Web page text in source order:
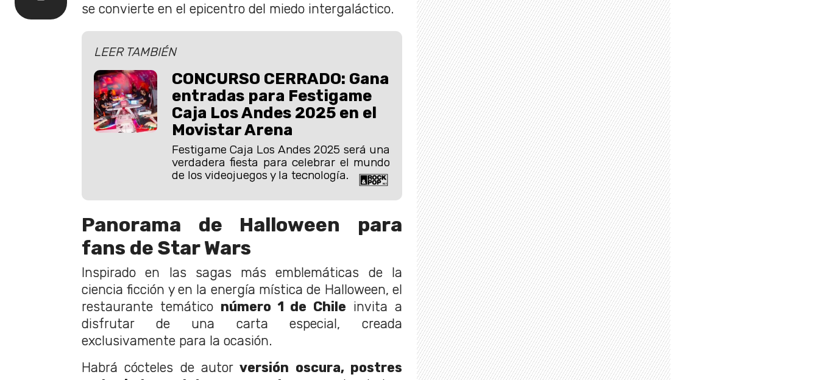
se convierte en el epicentro del miedo intergaláctico.
LEER TAMBIÉN
CONCURSO CERRADO: Gana
entradas para Festigame
Caja Los Andes 2025 en el
Movistar Arena
Festigame Caja Los Andes 2025 será una
verdadera fiesta para celebrar el mundo
de los videojuegos y la tecnología.
Panorama de Halloween para
fans de Star Wars
Inspirado en las sagas más emblemáticas de la
ciencia ficción y en la energía mística de Halloween, el
restaurante temático número 1 de Chile invita a
disfrutar de una carta especial, creada
exclusivamente para la ocasión.
Habrá cócteles de autorversión oscura, postres